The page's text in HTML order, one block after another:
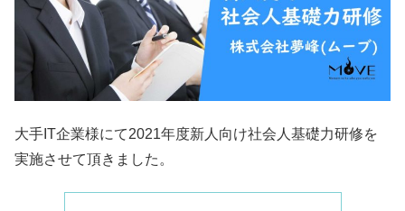
大手IT企業様にて2021年度新人向け社会人基礎力研修を
実施させて頂きました。